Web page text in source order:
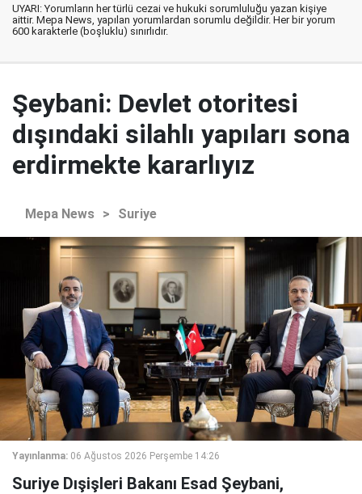
UYARI: Yorumların her türlü cezai ve hukuki sorumluluğu yazan kişiye
aittir. Mepa News, yapılan yorumlardan sorumlu değildir. Her bir yorum
600 karakterle (boşluklu) sınırlıdır.
Şeybani: Devlet otoritesi
dışındaki silahlı yapıları sona
erdirmekte kararlıyız
Mepa News > Suriye
Yayınlanma: 06 Ağustos 2026 Perşembe 14:26
Suriye Dışişleri Bakanı Esad Şeybani,